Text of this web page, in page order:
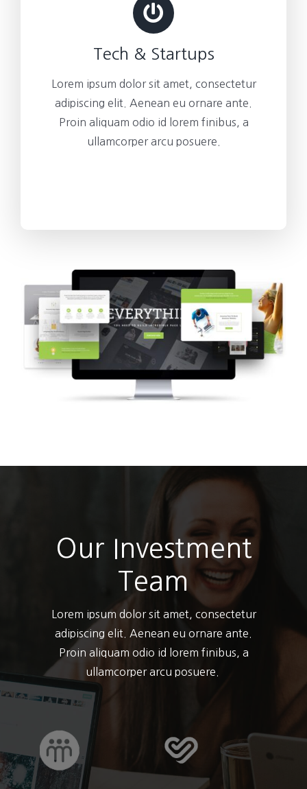
Tech & Startups
Lorem ipsum dolor sit amet, consectetur
adipiscing elit. Aenean eu ornare ante.
Proin aliquam odio id lorem finibus, a
ullamcorper arcu posuere.
Our Investment
Team
Lorem ipsum dolor sit amet, consectetur
adipiscing elit. Aenean eu ornare ante.
Proin aliquam odio id lorem finibus, a
ullamcorper arcu posuere.